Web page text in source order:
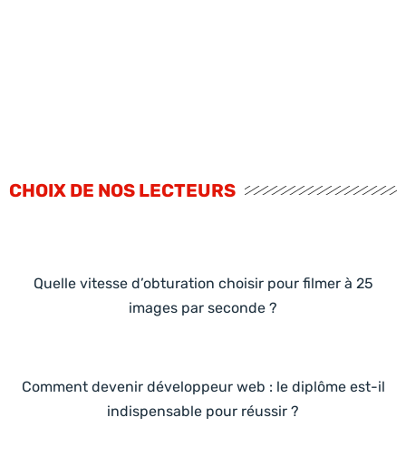
CHOIX DE NOS LECTEURS
Quelle vitesse d’obturation choisir pour filmer à 25
images par seconde ?
Comment devenir développeur web : le diplôme est-il
indispensable pour réussir ?